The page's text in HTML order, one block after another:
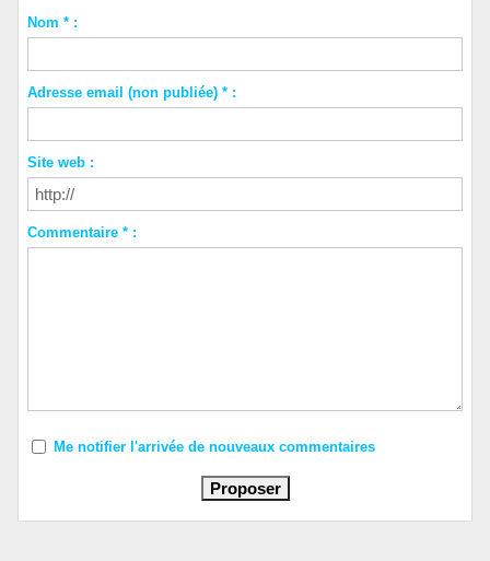
Nom * :
Adresse email (non publiée) * :
Site web :
Commentaire * :
Me notifier l'arrivée de nouveaux commentaires